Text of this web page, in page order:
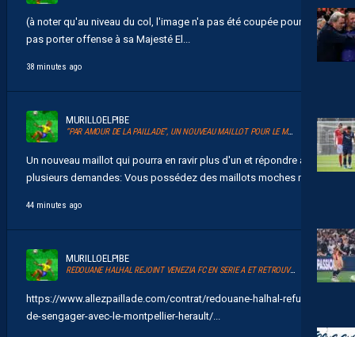
(à noter qu'au niveau du col, l'image n'a pas été coupée pour ne
pas porter offense à sa Majesté El...
38 minutes ago
MURILLOELPIBE
“PAR AMOUR DE LA PAILLADE”, UN NOUVEAU MAILLOT POUR LE MHSC
Un nouveau maillot qui pourra en ravir plus d'un et répondre à
plusieurs demandes: Vous possédez des maillots moches mais...
44 minutes ago
MURILLOELPIBE
REDOUANE HALHAL REJOINT VENEZIA FC EN SERIE A ET RETROUVERA AKOR ADAMS
https://www.allezpaillade.com/contrat/redouane-halhal-refuse-
de-sengager-avec-le-montpellier-herault/...